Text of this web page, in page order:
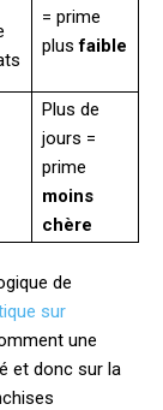
= prime
plusfaible
Plus de
jours =
prime
moins
chère
de
sur
une
et donc sur la